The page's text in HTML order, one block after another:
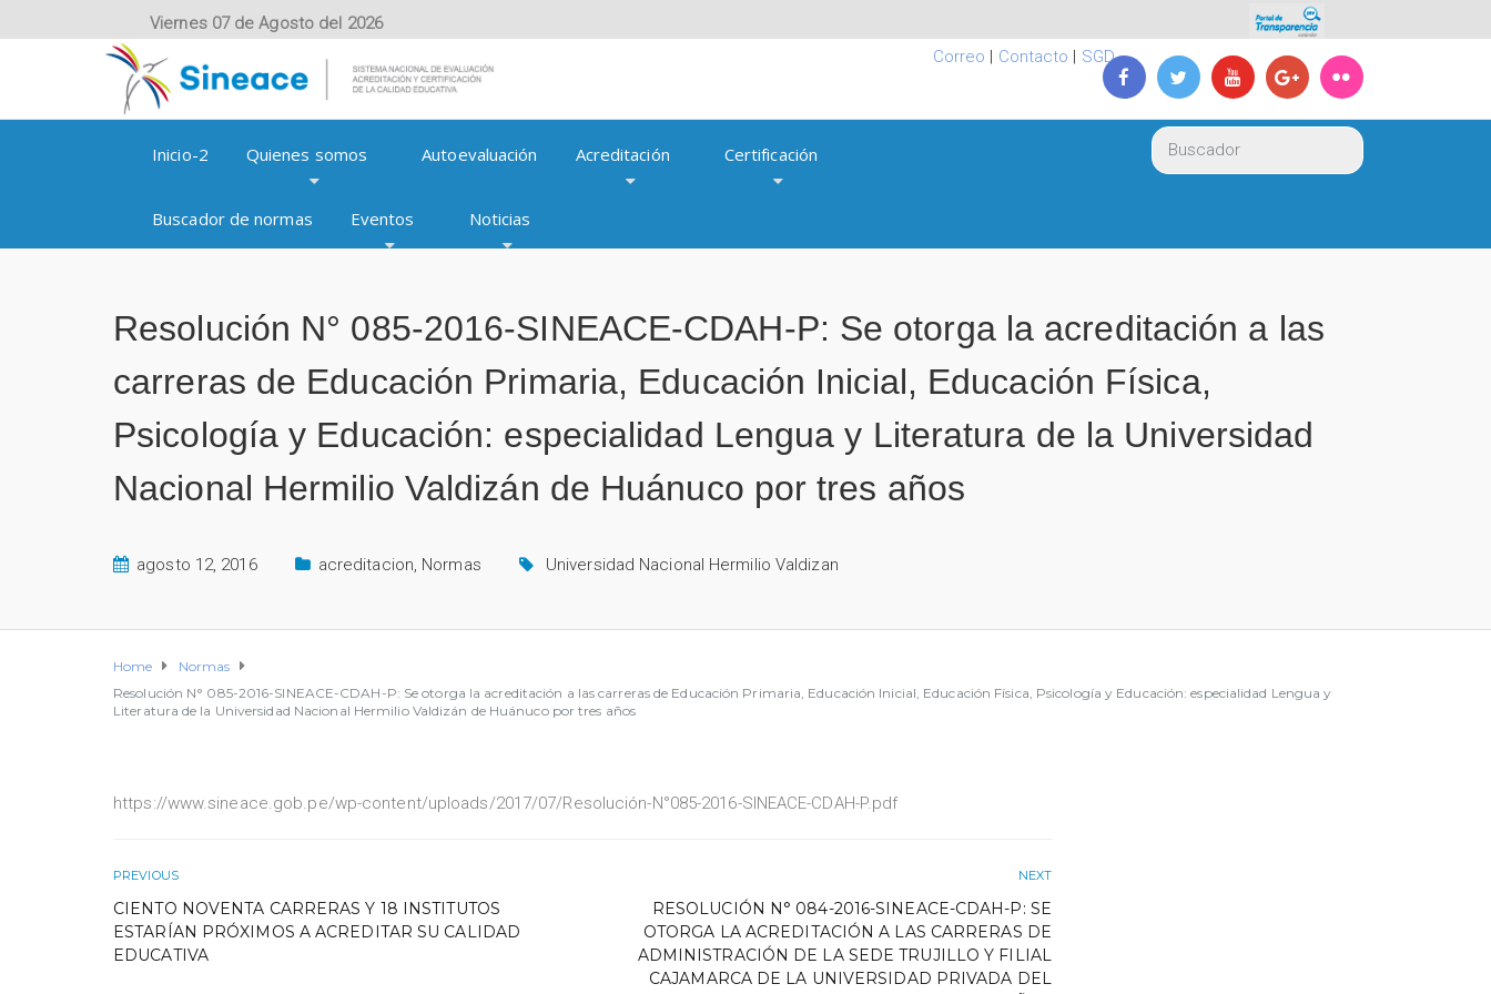
Viernes 07 de Agosto del 2026
Correo | Contacto | SGD
Inicio-2 Quienes somos Autoevaluación Acreditación Certificación
Buscador de normas Eventos Noticias
Resolución N° 085-2016-SINEACE-CDAH-P: Se otorga la acreditación a las
carreras de Educación Primaria, Educación Inicial, Educación Física,
Psicología y Educación: especialidad Lengua y Literatura de la Universidad
Nacional Hermilio Valdizán de Huánuco por tres años
agosto 12, 2016 acreditacion, Normas Universidad Nacional Hermilio Valdizan
Home
Normas
Resolución N° 085-2016-SINEACE-CDAH-P: Se otorga la acreditación a las carreras de Educación Primaria, Educación Inicial, Educación Física, Psicología y Educación: especialidad Lengua y
Literatura de la Universidad Nacional Hermilio Valdizán de Huánuco por tres años
https://www.sineace.gob.pe/wp-content/uploads/2017/07/Resolución-N°085-2016-SINEACE-CDAH-P.pdf
PREVIOUS
CIENTO NOVENTA CARRERAS Y 18 INSTITUTOS
ESTARÍAN PRÓXIMOS A ACREDITAR SU CALIDAD
EDUCATIVA
NEXT
RESOLUCIÓN N° 084-2016-SINEACE-CDAH-P: SE
OTORGA LA ACREDITACIÓN A LAS CARRERAS DE
ADMINISTRACIÓN DE LA SEDE TRUJILLO Y FILIAL
CAJAMARCA DE LA UNIVERSIDAD PRIVADA DEL